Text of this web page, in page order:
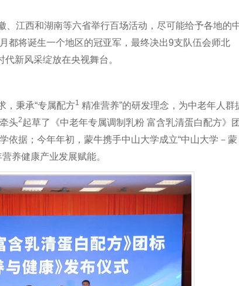
江西和湖南等六省举行百场活动，尽可能给予各地的
都将诞生一个地区的冠亚军，最终决出9支队伍会师北
新风采绽放在央视舞台。
，秉承“专属配方1 精准营养”的研发理念，为中老年人群
头2起草了《中老年专属调制乳粉 富含乳清蛋白配方》团
依据；今年年初，蒙牛携手中山大学成立“中山大学－蒙
养健康产业发展赋能。